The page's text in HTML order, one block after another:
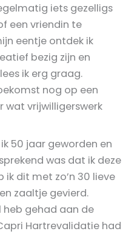
iets gezelligs
een vriendin te
eentje ontdek ik
bezig zijn en
ik erg graag.
nog op een
vrijwilligerswerk
50 jaar geworden en
was dat ik deze
dit met zo’n 30 lieve
zaaltje gevierd.
heb gehad aan de
Hartrevalidatie had